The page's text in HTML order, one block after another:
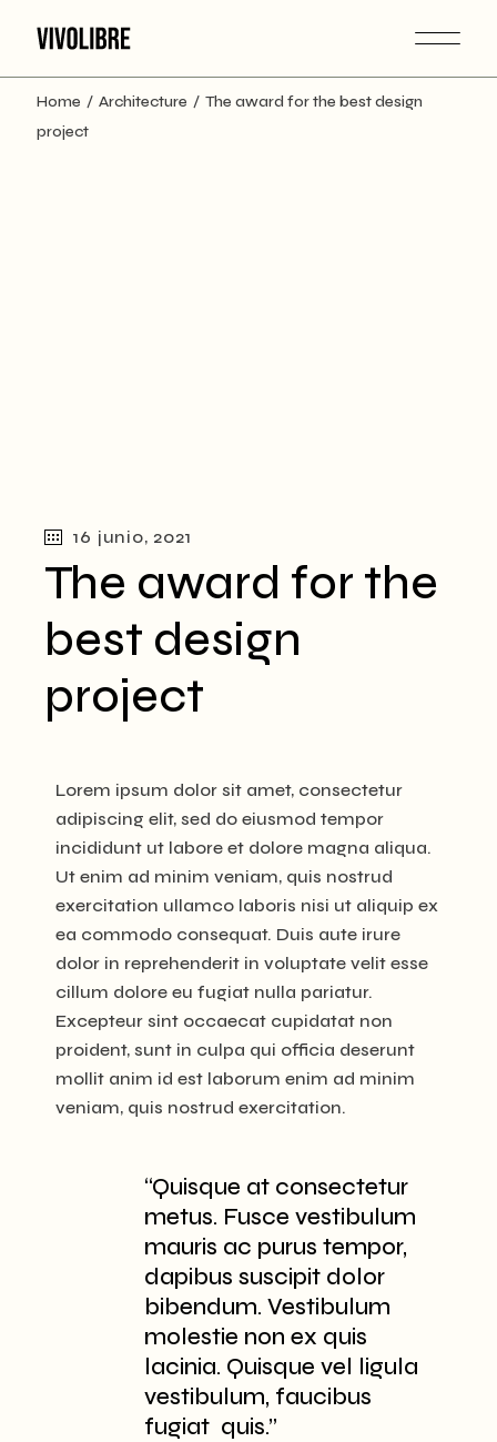
Home Architecture
The award for the best design
project
16 junio, 2021
The award for the
best design
project
Lorem ipsum dolor sit amet, consectetur
adipiscing elit, sed do eiusmod tempor
incididunt ut labore et dolore magna aliqua.
Ut enim ad minim veniam, quis nostrud
exercitation ullamco laboris nisi ut aliquip ex
ea commodo consequat. Duis aute irure
dolor in reprehenderit in voluptate velit esse
cillum dolore eu fugiat nulla pariatur.
Excepteur sint occaecat cupidatat non
proident, sunt in culpa qui officia deserunt
mollit anim id est laborum enim ad minim
veniam, quis nostrud exercitation.
“Quisque at consectetur
metus. Fusce vestibulum
mauris ac purus tempor,
dapibus suscipit dolor
bibendum. Vestibulum
molestie non ex quis
lacinia. Quisque vel ligula
vestibulum, faucibus
fugiat quis.”